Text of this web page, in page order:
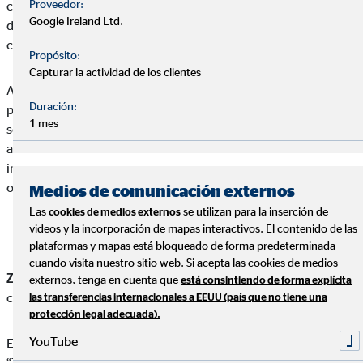
consultores financieros de OVB los pasos a seguir para poder
dar de alta a un nuevo cliente y asesorarle a la hora de la
contratación de la poliza de servicios.
Algo importante a tener en cuenta sería el detalle: el
presupuesto de la póliza sobre los servicios previos que han ido
señalando en las anteriores modalidades. “El detalle te da una
aproximación sobre lo que costaría. Como punto de partida es
importante tener en cuenta las coberturas y garantías que
ofrece y que son todos los servicios incluidos en la póliza”.
Zurich Vida Riesgo– Miguel Hidalgo: “Estamos en eltop tenen
cuanto a fidelización de los clientes”.
El 14 de junio tuvo lugar la formación de Zurich denominada
Proveedor:
Google Ireland Ltd.
Propósito:
Capturar la actividad de los clientes
Duración:
1 mes
Medios de comunicación externos
Las cookies de medios externos se utilizan para la inserción de
videos y la incorporación de mapas interactivos. El contenido de las
plataformas y mapas está bloqueado de forma predeterminada
cuando visita nuestro sitio web. Si acepta las cookies de medios
externos, tenga en cuenta que está consintiendo de forma explícita
las transferencias internacionales a EEUU (país que no tiene una
protección legal adecuada).
YouTube